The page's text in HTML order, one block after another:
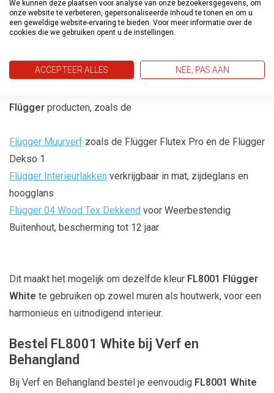
evenwichtig interieur.
Beschikbaar in verschillende finishes: Van mat tot
hoogglans, zodat je de perfecte afwerking kunt kiezen voor
Flügger producten, zoals de
Flügger Muurverf zoals de Flügger Flutex Pro en de Flügger
Dekso 1
Flügger Interieurlakken verkrijgbaar in mat, zijdeglans en
hoogglans
Flügger 04 Wood Tex Dekkend voor Weerbestendig
Buitenhout, bescherming tot 12 jaar
Dit maakt het mogelijk om dezelfde kleur FL8001 Flügger
White te gebruiken op zowel muren als houtwerk, voor een
harmonieus en uitnodigend interieur.
Bestel FL8001 White bij Verf en
Behangland
Bij Verf en Behangland bestel je eenvoudig FL8001 White
We kunnen deze plaatsen voor analyse van onze bezoekersgegevens, om
onze website te verbeteren, gepersonaliseerde inhoud te tonen en om u
een geweldige website-ervaring te bieden. Voor meer informatie over de
cookies die we gebruiken opent u de instellingen.
ACCEPTEER ALLES NEE, PAS AAN